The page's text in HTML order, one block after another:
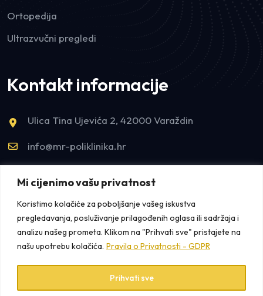
Mi cijenimo vašu privatnost
Koristimo kolačiće za poboljšanje vašeg iskustva
pregledavanja, posluživanje prilagođenih oglasa ili sadržaja i
analizu našeg prometa. Klikom na "Prihvati sve" pristajete na
našu upotrebu kolačića. Pravila o Privatnosti - GDPR
Prihvati sve
Ortopedija
Ultrazvučni pregledi
Kontakt informacije
Ulica Tina Ujevića 2, 42000 Varaždin
info@mr-poliklinika.hr
+